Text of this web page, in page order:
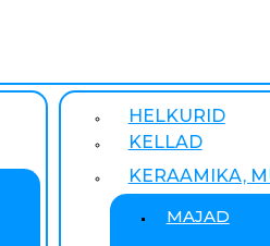
HELKURID
KELLAD
KERAAMIKA,
MAJAD